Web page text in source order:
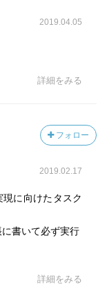
2019.04.05
詳細をみる
フォロー
2019.02.17
に向けたタスク
書いて必ず実行
詳細をみる